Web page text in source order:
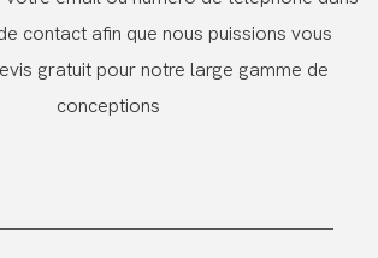
contact afin que nous puissions vous
gratuit pour notre large gamme de
conceptions